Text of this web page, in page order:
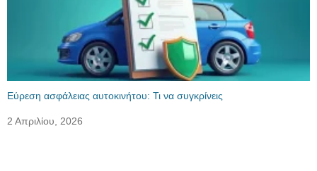
Εύρεση ασφάλειας αυτοκινήτου: Τι να συγκρίνεις
2 Απριλίου, 2026